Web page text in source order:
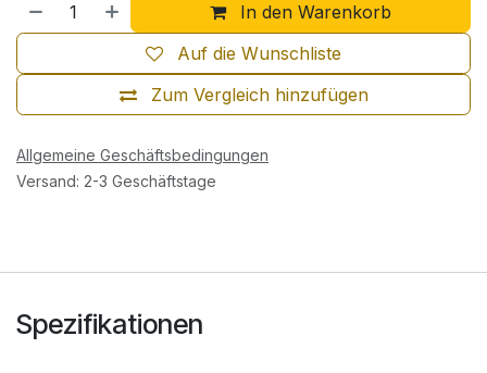
In den Warenkorb
Zum Vergleich hinzufügen
Auf die Wunschliste
Allgemeine Geschäftsbedingungen
Versand: 2-3 Geschäftstage
Spezifikationen